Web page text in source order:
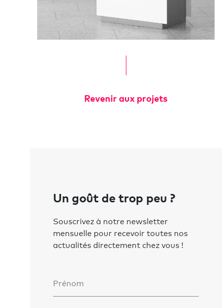
Revenir aux projets
Un goût de trop peu ?
Souscrivez à notre newsletter
mensuelle pour recevoir toutes nos
actualités directement chez vous !